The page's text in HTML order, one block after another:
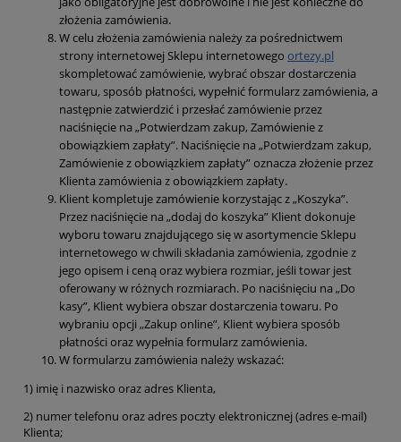
złożenia zamówienia.
W celu złożenia zamówienia należy za pośrednictwem
strony internetowej Sklepu internetowego ortezy.pl
skompletować zamówienie, wybrać obszar dostarczenia
towaru, sposób płatności, wypełnić formularz zamówienia, a
następnie zatwierdzić i przesłać zamówienie przez
naciśnięcie na „Potwierdzam zakup, Zamówienie z
obowiązkiem zapłaty”. Naciśnięcie na „Potwierdzam zakup,
Zamówienie z obowiązkiem zapłaty” oznacza złożenie przez
Klienta zamówienia z obowiązkiem zapłaty.
Klient kompletuje zamówienie korzystając z „Koszyka”.
Przez naciśnięcie na „dodaj do koszyka” Klient dokonuje
wyboru towaru znajdującego się w asortymencie Sklepu
internetowego w chwili składania zamówienia, zgodnie z
jego opisem i ceną oraz wybiera rozmiar, jeśli towar jest
oferowany w różnych rozmiarach. Po naciśnięciu na „Do
kasy”, Klient wybiera obszar dostarczenia towaru. Po
wybraniu opcji „Zakup online”, Klient wybiera sposób
płatności oraz wypełnia formularz zamówienia.
W formularzu zamówienia należy wskazać:
1) imię i nazwisko oraz adres Klienta,
2) numer telefonu oraz adres poczty elektronicznej (adres e-mail)
Klienta;